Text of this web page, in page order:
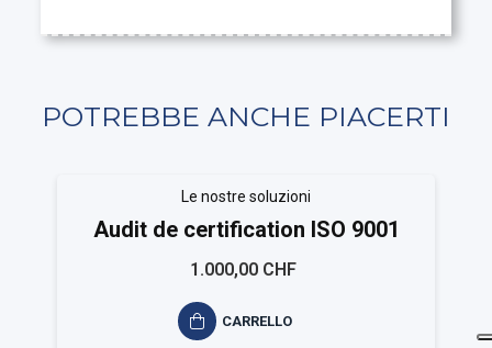
POTREBBE ANCHE PIACERTI
Le nostre soluzioni
Audit de certification ISO 9001
1.000,00 CHF
CARRELLO